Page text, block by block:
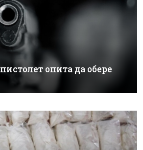
опита да обере